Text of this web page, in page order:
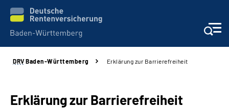
Beratung und Kontakt
Kunden
DRV Baden-Württemberg Erklärung zur Barrierefreiheit
Erklärung zur Barrierefreiheit